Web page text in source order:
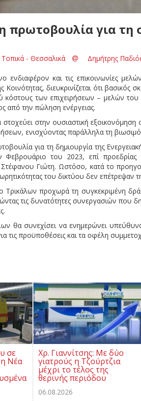
πρωτοβουλία για τη
Τοπικά - Θεσσαλικά Δημήτρης
και τις επικοινωνίες
Κοινότητας, διευκρινίζεται ότι βασικός
κόστους των επιχειρήσεων – μελών
από την πώληση ενέργειας.
στην ουσιαστική εξοικονόμηση
ενισχύοντας παράλληλα τη
για τη δημιουργία της
Φεβρουάριο του 2023, επί
Γιώτη. Ωστόσο, κατά το
του δικτύου δεν
Τρικάλων προχωρά τη συγκεκριμένη
τις δυνατότητες συνεργασιών που
θα συνεχίσει να ενημερώνει
τις προϋποθέσεις και τα οφέλη
σε
Νέα
Χρ. Γιαννίτσης: Με δύο
γιατρούς η Τζούρτζια
μέχρι το τέλος της
θερινής περιόδου
06.08.2026